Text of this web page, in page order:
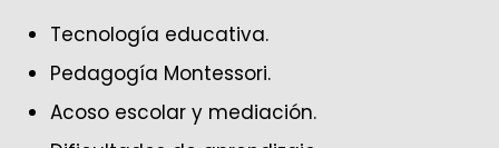
Tecnología educativa.
Pedagogía Montessori.
Acoso escolar y mediación.